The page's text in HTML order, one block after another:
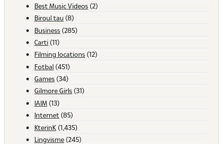
Best Music Videos (2)
Biroul tau (8)
Business (285)
Carti (11)
Filming locations (12)
Fotbal (451)
Games (34)
Gilmore Girls (31)
IAIM (13)
Internet (85)
KterinK (1,435)
Lingvisme (245)